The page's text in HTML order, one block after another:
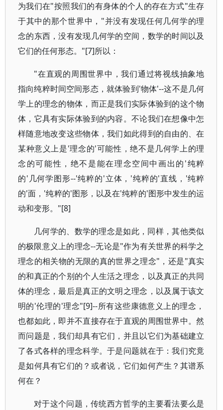
为我们在"按照我们的有身体的个人的存在方式"生存
于其中的那个世界中，"并没有发现任何几何学的理
念的东西，没有发现几何学的空间，数学的时间以及
它们的任何形态。"[7]所以：
"在直观的周围世界中，我们通过将视线抽象地
指向纯粹时间空间形态，就体验到'物体'--这不是几何
学上的理念的物体，而正是我们实际体验到的这个物
体，它具有实际体验到的内容。不论我们在想像中怎
样随意地改变这些物体，我们如此得到的自由的、在
某种意义上是'理念的'可能性，绝不是几何学上的理
念的可能性，绝不是能在理念空间中画出的'纯粹
的'几何学图形--'纯粹的'立体，'纯粹的'直线，'纯粹
的'面，'纯粹的'图形，以及在'纯粹的'图形中发生的运
动和变形。"[8]
几何学的、数学的理念是如此，同样，其他类似
的极限意义上的理念--无论是"作为有关世界的科学之
理念的相关物的无限的真的世界之理念"，还是"真实
的和真正的个别的个人生活之理念，以及真正的共同
体的理念，最后是真正的文明之理念，以及属于该文
明的'伦理的'理念"[9]--所有这些康德意义上的理念，
也都如此，即并不直接存在于直观的周围世界中。然
而问题是，我们却具有它们，并且以它们为基础建立
了各式各样的理念科学。于是问题就在于：我们究竟
是如何具有它们的？或者说，它们如何产生？其谱系
何在？
对于这个问题，传统西方哲学的主要看法要么是